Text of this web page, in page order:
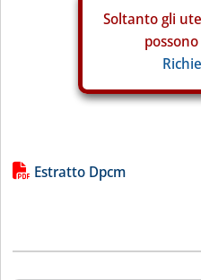
Soltanto gli
Lista allegati PDF alla
Estratto Dpcm